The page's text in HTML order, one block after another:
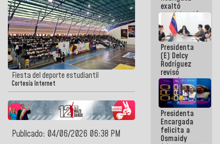
Fiesta del deporte estudiantil
Cortesía Internet
Publicado: 04/06/2026 06:38 PM
exaltó
participación
de
Venezuela
en Juegos
Centroamericanos
y del Caribe
2026
Presidenta
(E) Delcy
Rodríguez
revisó
agenda
económica y
ejecución de
fondos de
emergencia
post-sismos
Presidenta
Encargada
felicita a
Osmaidy